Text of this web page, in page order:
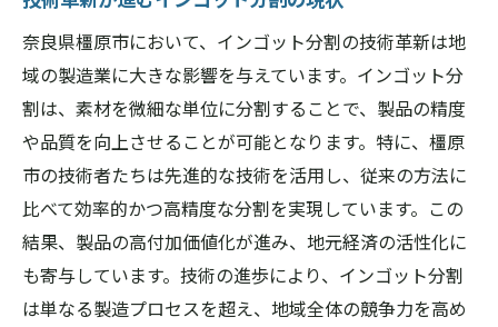
奈良県橿原市において、インゴット分割の技術革新は地
域の製造業に大きな影響を与えています。インゴット分
割は、素材を微細な単位に分割することで、製品の精度
や品質を向上させることが可能となります。特に、橿原
市の技術者たちは先進的な技術を活用し、従来の方法に
比べて効率的かつ高精度な分割を実現しています。この
結果、製品の高付加価値化が進み、地元経済の活性化に
も寄与しています。技術の進歩により、インゴット分割
は単なる製造プロセスを超え、地域全体の競争力を高め